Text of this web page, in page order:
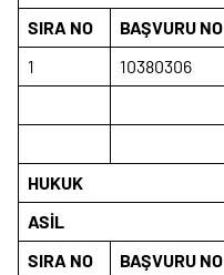
SIRA NO
BAŞVURU NO
1
10380306
HUKUK
ASİL
SIRA NO
BAŞVURU NO